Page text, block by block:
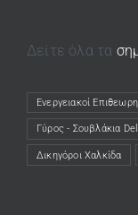
Δείτε όλα τα
Ενεργειακοί
(opens in a new tab)
Γύρος - Σουβλάκια
(opens in a new tab)
Δικηγόροι Χαλκίδα
(opens in a new tab)